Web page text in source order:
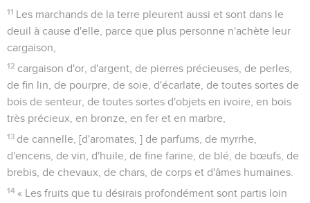
11 Les marchands de la terre pleurent aussi et sont dans le
deuil à cause d'elle, parce que plus personne n'achète leur
cargaison,
12 cargaison d'or, d'argent, de pierres précieuses, de perles,
de fin lin, de pourpre, de soie, d'écarlate, de toutes sortes de
bois de senteur, de toutes sortes d'objets en ivoire, en bois
très précieux, en bronze, en fer et en marbre,
13 de cannelle, [d'aromates, ] de parfums, de myrrhe,
d'encens, de vin, d'huile, de fine farine, de blé, de bœufs, de
brebis, de chevaux, de chars, de corps et d'âmes humaines.
14 « Les fruits que tu désirais profondément sont partis loin